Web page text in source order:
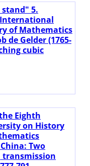
5.
of Mathematics
de Gelder (1765-
cubic
Eighth
on History
Two